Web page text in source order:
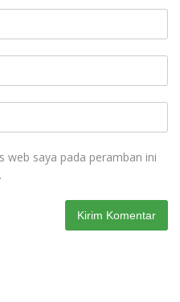
web saya pada peramban ini